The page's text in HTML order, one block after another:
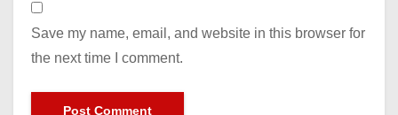
Save my name, email, and website in this browser for
the next time I comment.